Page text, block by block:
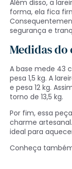
Além disso, a
forma, ela fica
segurança e
Medidas
A base mede 43
pesa 1,5 kg. A
e pesa 12 kg.
torno de 13,5 kg.
Por fim, essa
charme
ideal para
Conheça